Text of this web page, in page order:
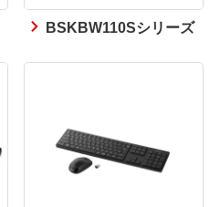
BSKBW110Sシリーズ